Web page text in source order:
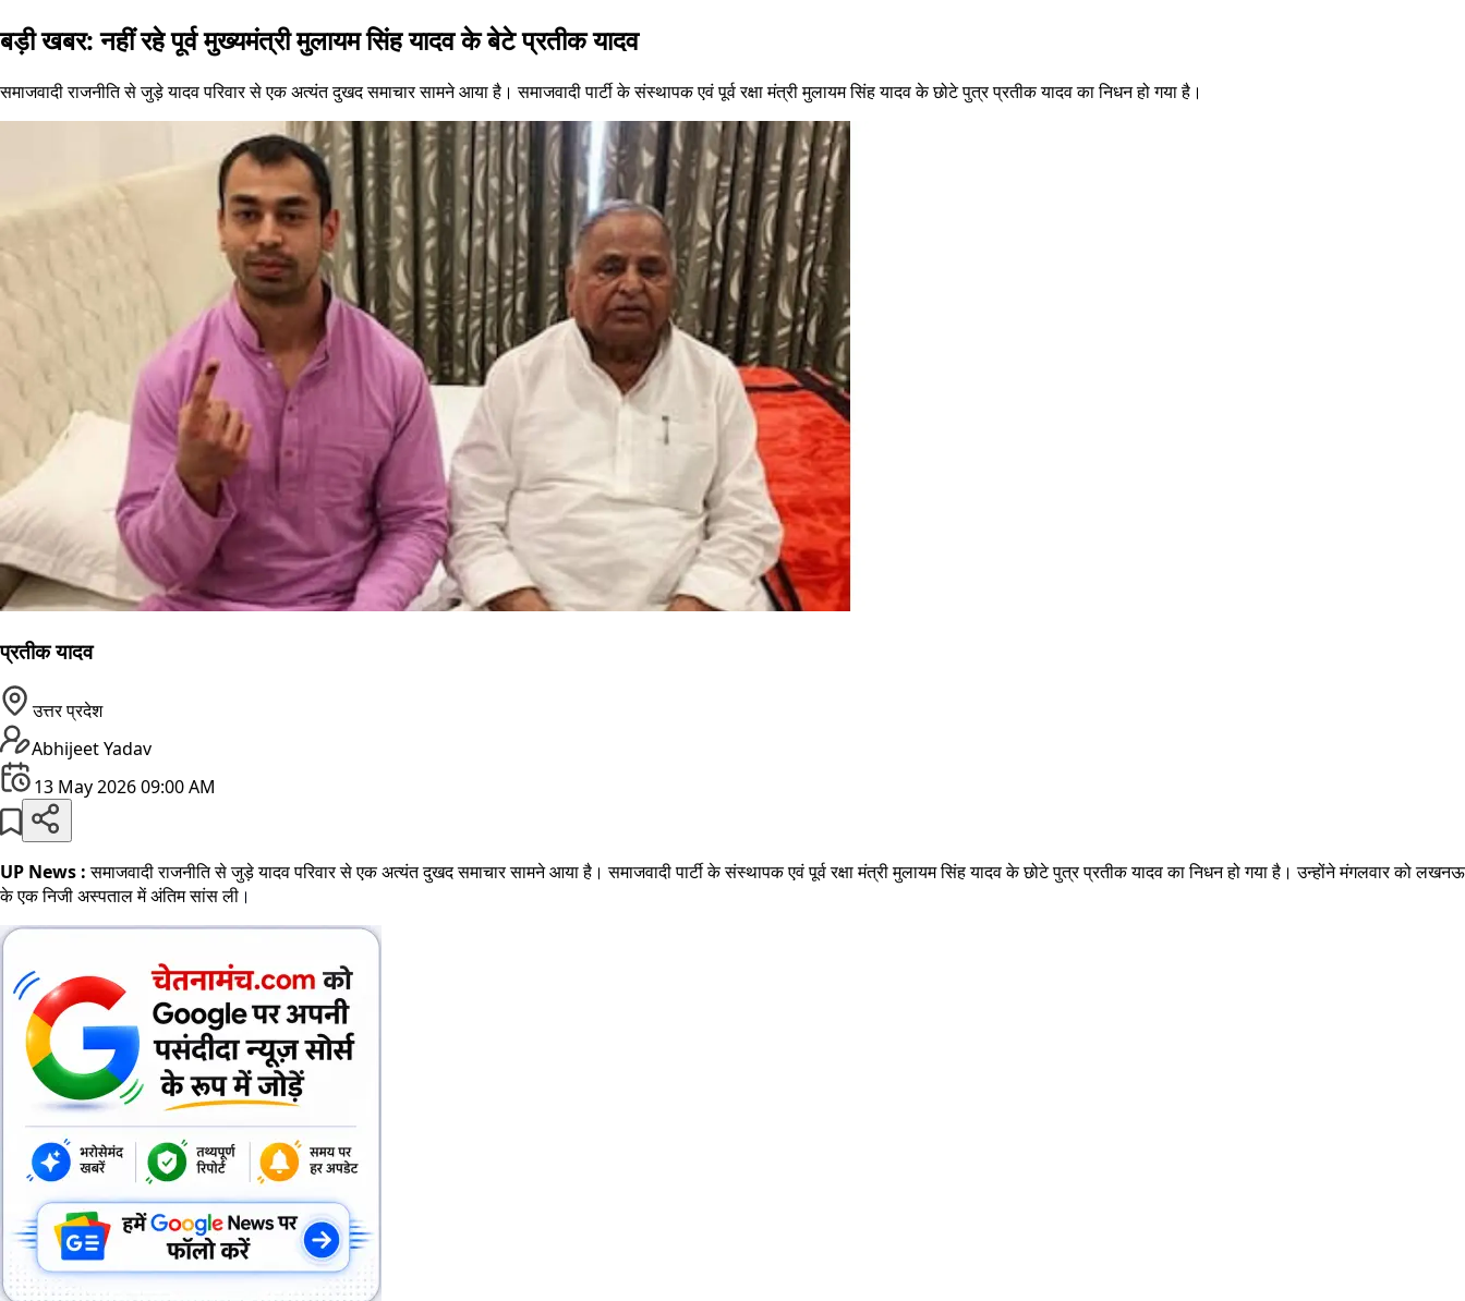
बड़ी खबर: नहीं रहे पूर्व मुख्यमंत्री मुलायम सिंह यादव के बेटे प्रतीक यादव
समाजवादी राजनीति से जुड़े यादव परिवार से एक अत्यंत दुखद समाचार सामने आया है। समाजवादी पार्टी के संस्थापक एवं पूर्व रक्षा मंत्री मुलायम सिंह यादव के छोटे पुत्र प्रतीक यादव का निधन हो गया है।
प्रतीक यादव
उत्तर प्रदेश
Abhijeet Yadav
13 May 2026 09:00 AM
UP News :समाजवादी राजनीति से जुड़े यादव परिवार से एक अत्यंत दुखद समाचार सामने आया है। समाजवादी पार्टी के संस्थापक एवं पूर्व रक्षा मंत्री मुलायम सिंह यादव के छोटे पुत्र प्रतीक यादव का निधन हो गया है। उन्होंने मंगलवार को लखनऊ
के एक निजी अस्पताल में अंतिम सांस ली ।